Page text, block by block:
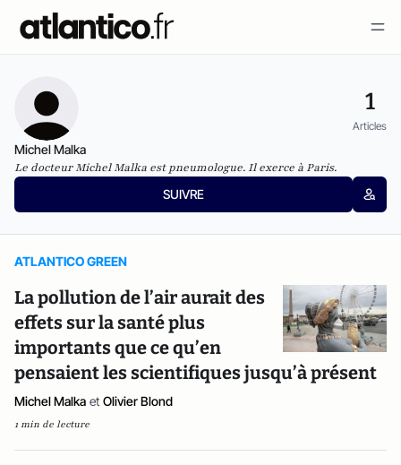
1
Articles
Michel Malka
Le docteur Michel Malka est pneumologue. Il exerce à Paris.
SUIVRE
ATLANTICO GREEN
La pollution de l’air aurait des
effets sur la santé plus
importants que ce qu’en
pensaient les scientifiques jusqu’à présent
Michel Malka et Olivier Blond
1 min de lecture